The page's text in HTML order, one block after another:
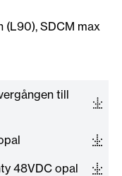
(L90), SDCM max
till
48VDC opal